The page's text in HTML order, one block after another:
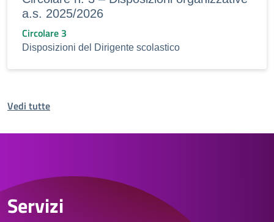
a.s. 2025/2026
Circolare 3
Disposizioni del Dirigente scolastico
Vedi tutte
Servizi